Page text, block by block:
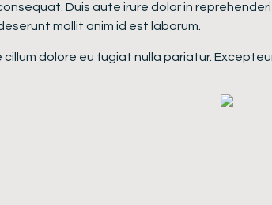
Duis aute irure dolor in
mollit anim id est laborum.
dolore eu fugiat nulla pariatur.